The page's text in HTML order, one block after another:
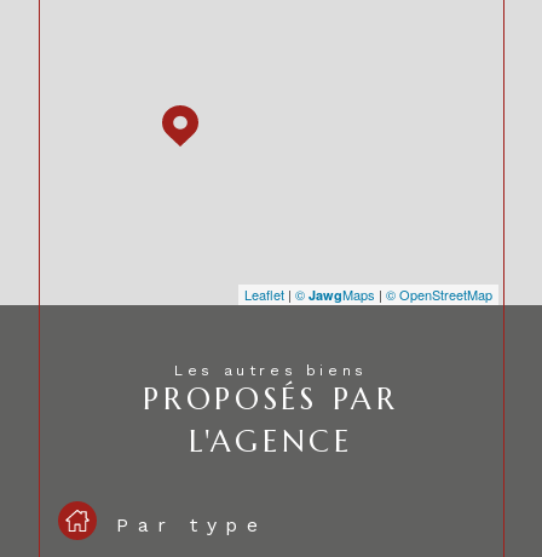
Leaflet | © JawgMaps | © OpenStreetMap
Les autres biens
PROPOSÉS PAR
L'AGENCE
Par type